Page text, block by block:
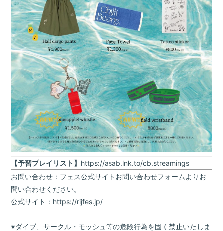
【予習プレイリスト】 https://asab.lnk.to/cb.streamings
お問い合わせ：フェス公式サイトお問い合わせフォームよりお
問い合わせください。
公式サイト： https://rijfes.jp/
※ダイブ、サークル・モッシュ等の危険行為を固く禁止いたしま